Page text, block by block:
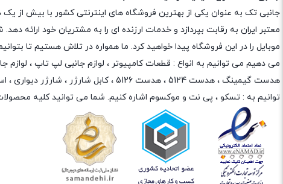
جانبی تک به عنوان یکی از بهترین فروشگاه های اینترنتی کشور با بیش از
معتبر ایران به رقابت بپردازد و خدمات ارزنده ای را به مشتریان خود
موبایل را در این فروشگاه پیدا خواهید کرد. ما همواره در تلاش هستیم تا
می دهیم می توانیم به انواع : قطعات کامپیوتر ، لوازم جانبی لپ تاپ ، لوازم
هدست گیمینگ ، هدست 5124 ، هدست 5126 ، کابل شارژر ، شارژر دیواری ،
توانیم به : تسکو ، پی نت و موکسوم اشاره کنیم. شما می توانید کلیه